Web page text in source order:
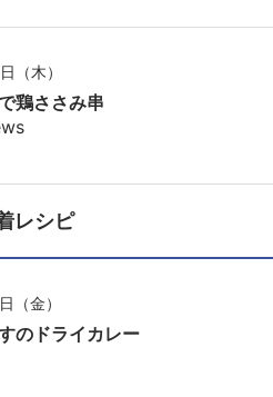
（木）
鶏ささみ串
レシピ
（金）
のドライカレー